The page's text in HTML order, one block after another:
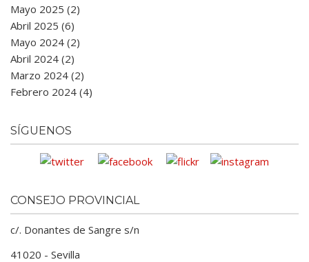
Mayo 2025 (2)
Abril 2025 (6)
Mayo 2024 (2)
Abril 2024 (2)
Marzo 2024 (2)
Febrero 2024 (4)
SÍGUENOS
CONSEJO PROVINCIAL
c/. Donantes de Sangre s/n
41020 - Sevilla